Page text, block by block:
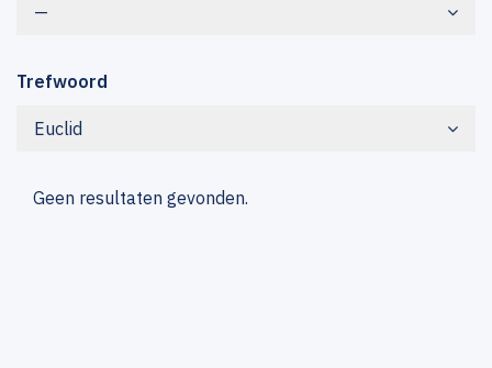
—
Trefwoord
Euclid
Geen resultaten gevonden.